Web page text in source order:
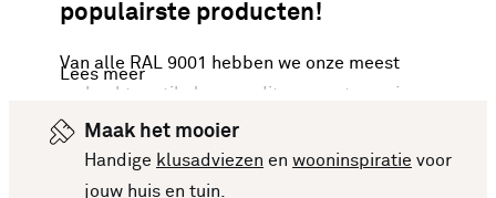
populairste producten!
Van alle RAL 9001 hebben we onze meest
verkochte artikelen van dit moment voor je op een
rijtje gezet. Vergelijk makkelijk de specificaties
en prijzen om een goede keuze te kunnen maken.
Deze lijst is altijd up-to-date, zodat je meteen op
Lees meer
Maak het mooier
Handige klusadviezen en wooninspiratie voor
jouw huis en tuin.